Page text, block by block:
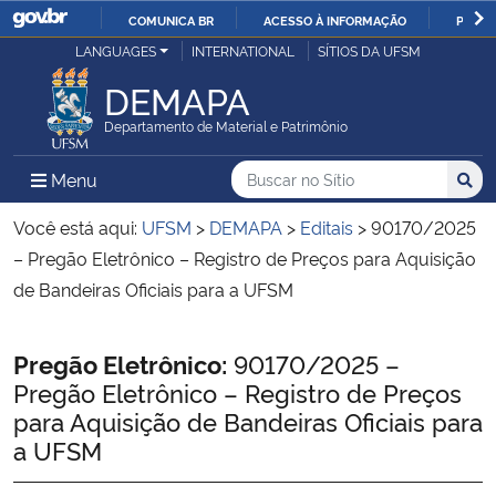
IR
O
COMUNICA BR ACESSO À INFORMAÇÃO
Ministério da Justiça e Segurança Pública
Ministério da Defesa
Ministério das Relações Exteriores
Ministério da Economia
Ministério da Agricultura, Pecuária e Abastecimento
Ministério da Educação
LANGUAGES INTERNATIONAL SÍTIOS DA UFSM
DEMAPA
Departamento de Material e Patrimônio
Menu Menu Principal do Sítio
Busca
Buscar no no Sítio
Busca:
Você está aqui: UFSM > DEMAPA > Editais >90170/2025
– Pregão Eletrônico – Registro de Preços para Aquisição
de Bandeiras Oficiais para a UFSM
Início do conteúdo
Pregão Eletrônico: 90170/2025 –
Pregão Eletrônico – Registro de Preços
para Aquisição de Bandeiras Oficiais para
a UFSM